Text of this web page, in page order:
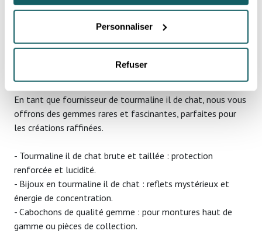
Si vous le permettez, nous aimerions également :
Collecter des informations sur votre localisation
géographique qui peuvent être précises à plusieurs
pour en relever les caractéristiques spécifiques
(empreintes digitales).
Pour en savoir plus sur le traitement de vos données
lasection « Détails » . Vous pouvez modifier ou retirer
votre consentement à tout moment à partir de la
déclaration sur les cookies.
Les cookies nous permettent de personnaliser le contenu
et les annonces, d'offrir des fonctionnalités relatives aux
Personnaliser
Refuser
Prix reservé aux professionnels,
merci devous inscrire ou de vous
Brésil
Prix reservé aux professionnels,
merci devous inscrire ou de vous
connecter
Brésil
En tant que fournisseur de tourmaline il de chat, nous vous
offrons des gemmes rares et fascinantes, parfaites pour
les créations raffinées.
- Tourmaline il de chat brute et taillée : protection
renforcée et lucidité.
- Bijoux en tourmaline il de chat : reflets mystérieux et
énergie de concentration.
- Cabochons de qualité gemme : pour montures haut de
gamme ou pièces de collection.